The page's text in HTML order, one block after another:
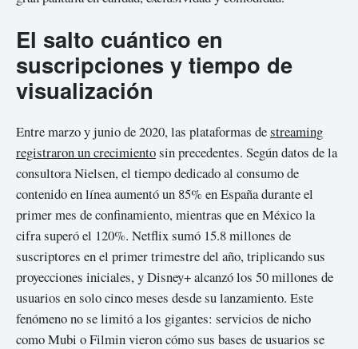
El salto cuántico en
suscripciones y tiempo de
visualización
Entre marzo y junio de 2020, las plataformas destreaming
registraron un crecimientosin precedentes. Según datos de la
consultora Nielsen, el tiempo dedicado al consumo de
contenido en línea aumentó un 85% en España durante el
primer mes de confinamiento, mientras que en México la
cifra superó el 120%. Netflix sumó 15.8 millones de
suscriptores en el primer trimestre del año, triplicando sus
proyecciones iniciales, y Disney+ alcanzó los 50 millones de
usuarios en solo cinco meses desde su lanzamiento. Este
fenómeno no se limitó a los gigantes: servicios de nicho
como Mubi o Filmin vieron cómo sus bases de usuarios se